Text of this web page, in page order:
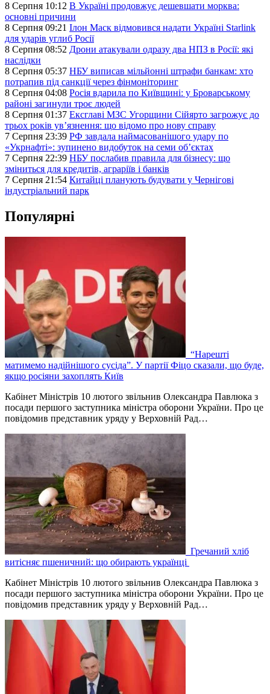
8 Серпня 10:12 В Україні продовжує дешевшати морква:
основні причини
8 Серпня 09:21 Ілон Маск відмовився надати Україні Starlink
для ударів углиб Росії
8 Серпня 08:52 Дрони атакували одразу два НПЗ в Росії: які
наслідки
8 Серпня 05:37 НБУ виписав мільйонні штрафи банкам: хто
потрапив під санкції через фінмоніторинг
8 Серпня 04:08 Росія вдарила по Київщині: у Броварському
районі загинули троє людей
8 Серпня 01:37 Ексглаві МЗС Угорщини Сійярто загрожує до
трьох років ув’язнення: що відомо про нову справу
7 Серпня 23:39 РФ завдала наймасованішого удару по
«Укрнафті»: зупинено видобуток на семи об’єктах
7 Серпня 22:39 НБУ послабив правила для бізнесу: що
зміниться для кредитів, аграріїв і банків
7 Серпня 21:54 Китайці планують будувати у Чернігові
індустріальний парк
Популярні
“Нарешті
матимемо надійнішого сусіда”. У партії Фіцо сказали, що буде,
якщо росіяни захоплять Київ
Кабінет Міністрів 10 лютого звільнив Олександра Павлюка з
посади першого заступника міністра оборони України. Про це
повідомив представник уряду у Верховній Рад…
Гречаний хліб
витісняє пшеничний: що обирають українці
Кабінет Міністрів 10 лютого звільнив Олександра Павлюка з
посади першого заступника міністра оборони України. Про це
повідомив представник уряду у Верховній Рад…